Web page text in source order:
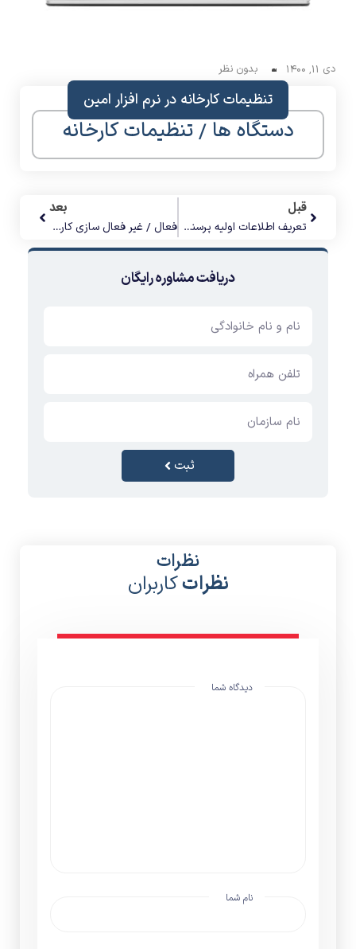
دی 11, 1400 بدون نظر
تنظیمات کارخانه در نرم افزار امین
دستگاه ها / تنظیمات کارخانه
قبل
تعریف اطلاعات اولیه پرسنل در نرم افزار امین
بعد
فعال / غیر فعال سازی کارت پرسنل در نرم افزار امین
دریافت مشاوره رایگان
ثبت
نظرات
نظراتکاربران
دیدگاه شما
نام شما